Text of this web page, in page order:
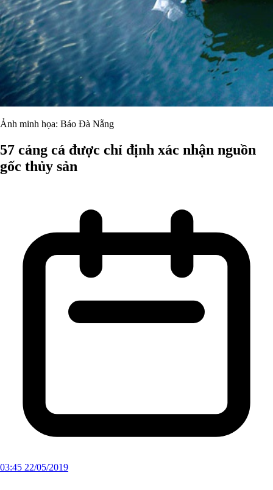
Ảnh minh họa: Báo Đà Nẵng
57 cảng cá được chỉ định xác nhận nguồn
gốc thủy sản
03:45 22/05/2019